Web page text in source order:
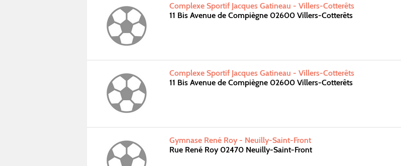
Complexe Sportif Jacques Gatineau - Villers-Cotterêts
11 Bis Avenue de Compiègne 02600 Villers-Cotterêts
Complexe Sportif Jacques Gatineau - Villers-Cotterêts
11 Bis Avenue de Compiègne 02600 Villers-Cotterêts
Gymnase René Roy - Neuilly-Saint-Front
Rue René Roy 02470 Neuilly-Saint-Front